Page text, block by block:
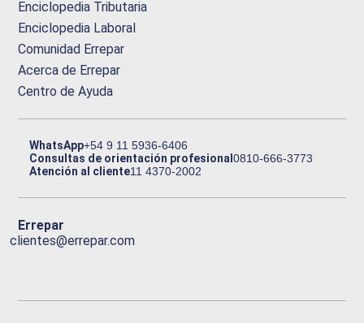
Enciclopedia Tributaria
Enciclopedia Laboral
Comunidad Errepar
Acerca de Errepar
Centro de Ayuda
WhatsApp+54 9 11 5936-6406
Consultas de orientación profesional0810-666-3773
Atención al cliente11 4370-2002
Errepar
clientes@errepar.com